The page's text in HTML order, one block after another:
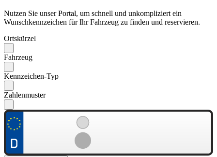
Nutzen Sie unser Portal, um schnell und unkompliziert ein
Wunschkennzeichen für Ihr Fahrzeug zu finden und reservieren.
Ortskürzel
Fahrzeug
Kennzeichen-Typ
Zahlenmuster